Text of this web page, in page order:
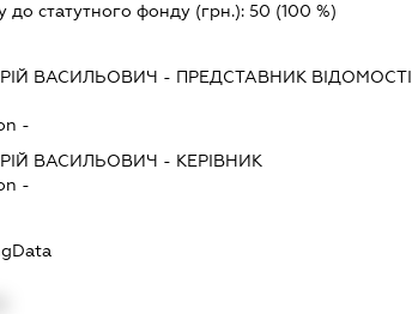
до статутного фонду (грн.): 50 (100 %)
ВАСИЛЬОВИЧ - ПРЕДСТАВНИК ВІДОМОСТІ
-
ВАСИЛЬОВИЧ - КЕРІВНИК
-